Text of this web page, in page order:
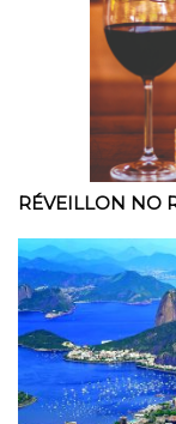
RÉVEILLON NO